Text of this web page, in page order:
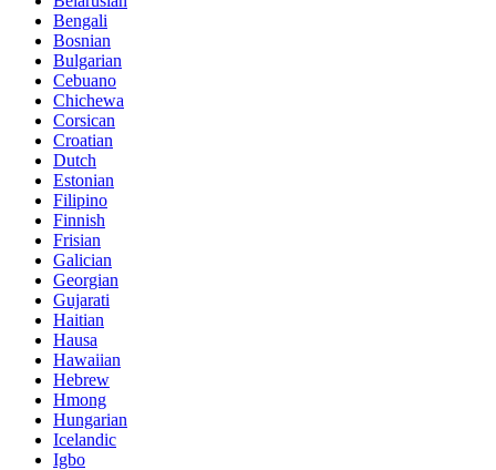
Bengali
Bosnian
Bulgarian
Cebuano
Chichewa
Corsican
Croatian
Dutch
Estonian
Filipino
Finnish
Frisian
Galician
Georgian
Gujarati
Haitian
Hausa
Hawaiian
Hebrew
Hmong
Hungarian
Icelandic
Igbo